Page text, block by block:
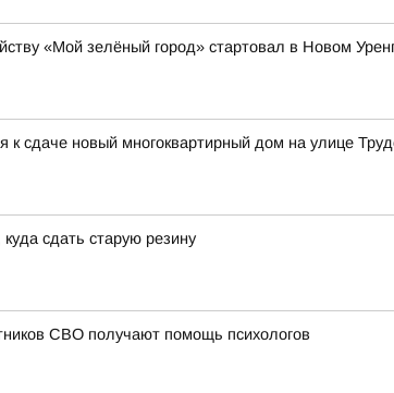
«Мой зелёный город» стартовал в Новом
к сдаче новый многоквартирный дом на улице
сдать старую резину
СВО получают помощь психологов